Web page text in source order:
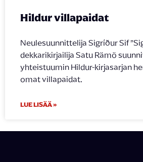
Hildur villapaidat
Neulesuunnittelija Sigríður Sif
dekkarikirjailija Satu Rämö
yhteistuumin Hildur-kirjasarjan
omat villapaidat.
LUE LISÄÄ »